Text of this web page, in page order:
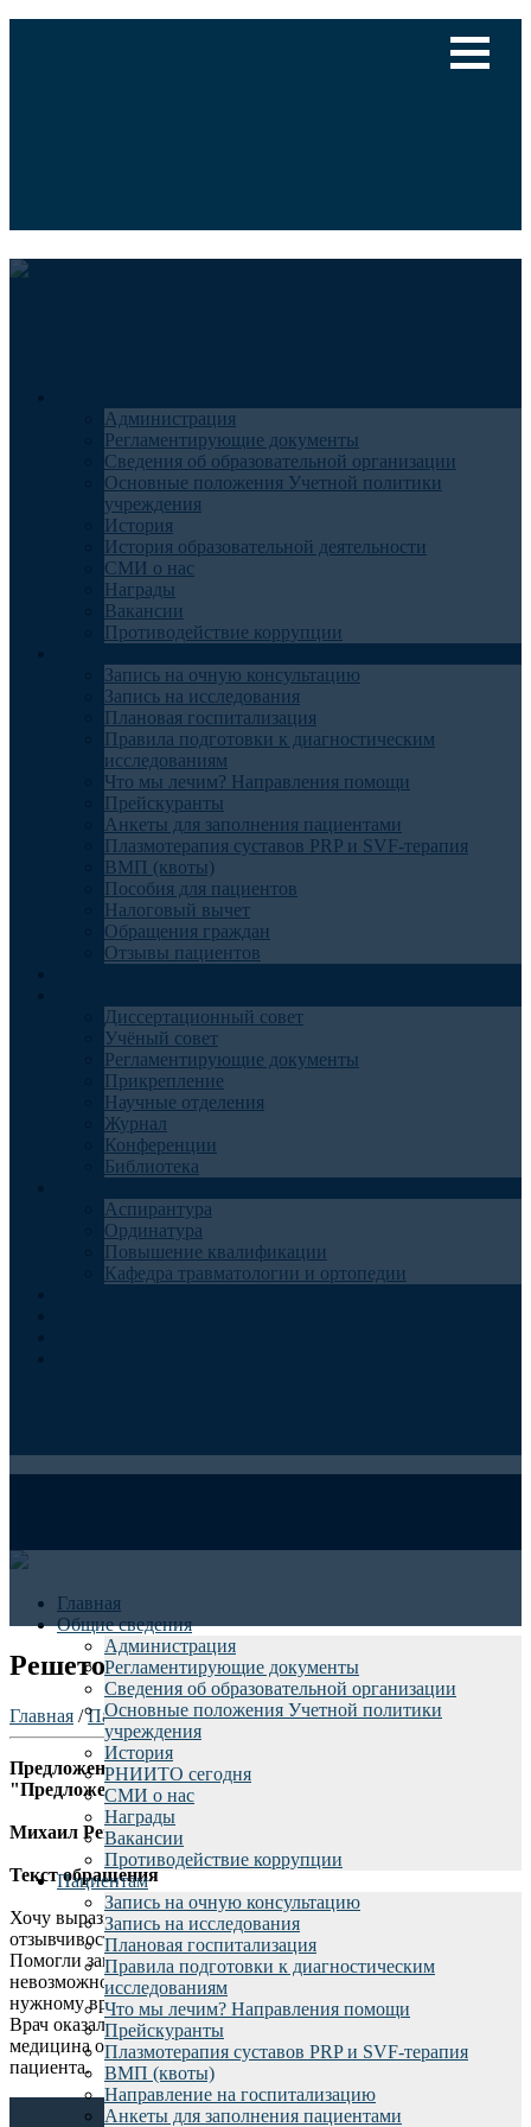
Администрация
Регламентирующие документы
Сведения об образовательной организации
Основные положения Учетной политики
учреждения
История
История образовательной деятельности
СМИ о нас
Награды
Вакансии
Противодействие коррупции
Запись на очную консультацию
Запись на исследования
Плановая госпитализация
Правила подготовки к диагностическим
исследованиям
Что мы лечим? Направления помощи
Прейскуранты
Анкеты для заполнения пациентами
Плазмотерапия суставов PRP и SVF-терапия
ВМП (квоты)
Пособия для пациентов
Налоговый вычет
Обращения граждан
Отзывы пациентов
Диссертационный совет
Учёный совет
Регламентирующие документы
Прикрепление
Научные отделения
Журнал
Конференции
Библиотека
Аспирантура
Ординатура
Повышение квалификации
Кафедра травматологии и ортопедии
Главная
Общие сведения
Администрация
Регламентирующие документы
Сведения об образовательной организации
Основные положения Учетной политики
учреждения
История
РНИИТО сегодня
СМИ о нас
Награды
Вакансии
Противодействие коррупции
Пациентам
Запись на очную консультацию
Запись на исследования
Плановая госпитализация
Правила подготовки к диагностическим
исследованиям
Что мы лечим? Направления помощи
Прейскуранты
Плазмотерапия суставов PRP и SVF-терапия
ВМП (квоты)
Направление на госпитализацию
Анкеты для заполнения пациентами
Решетов М.
Главная /Пациентам/Отзывы пациентов/
Предложения граждан (обращение от физического лица)
"Предложения граждан"
Михаил Решетов
Текст обращения
Хочу выразить благодарность сотрудникам колл центра за
отзывчивость, за внимание и желание помочь.
Помогли записаться к нужному врачу, сделаи в се
невозможное и возможное, чтобы попасть в нужный день к
нужному врачу.
Врач оказался профи, все рассказал как есть без красок. Такая
медицина очень нужна, примите благодарность от вашего
пациента.